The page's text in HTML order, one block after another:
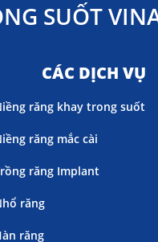
SUỐT
CÁC DỊCH VỤ
răng khay trong suốt
răng mắc cài
răng Implant
răng
răng